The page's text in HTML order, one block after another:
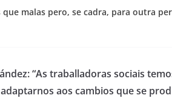
malas pero, se cadra, para outra
“As traballadoras sociais
adaptarnos aos cambios que se